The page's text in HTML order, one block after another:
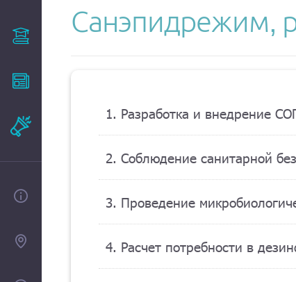
Эксперты
Рекламодателям
О проекте
Контакты
Санэпидрежим,
1. Разработка и внедрение
2. Соблюдение санитарной
3. Проведение
4. Расчет потребности в